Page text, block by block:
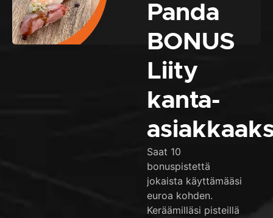
Panda
BONUS
Liity
kanta-
Saat 10
bonuspistettä
jokaista käyttämääsi
euroa kohden.
Keräämilläsi pisteillä